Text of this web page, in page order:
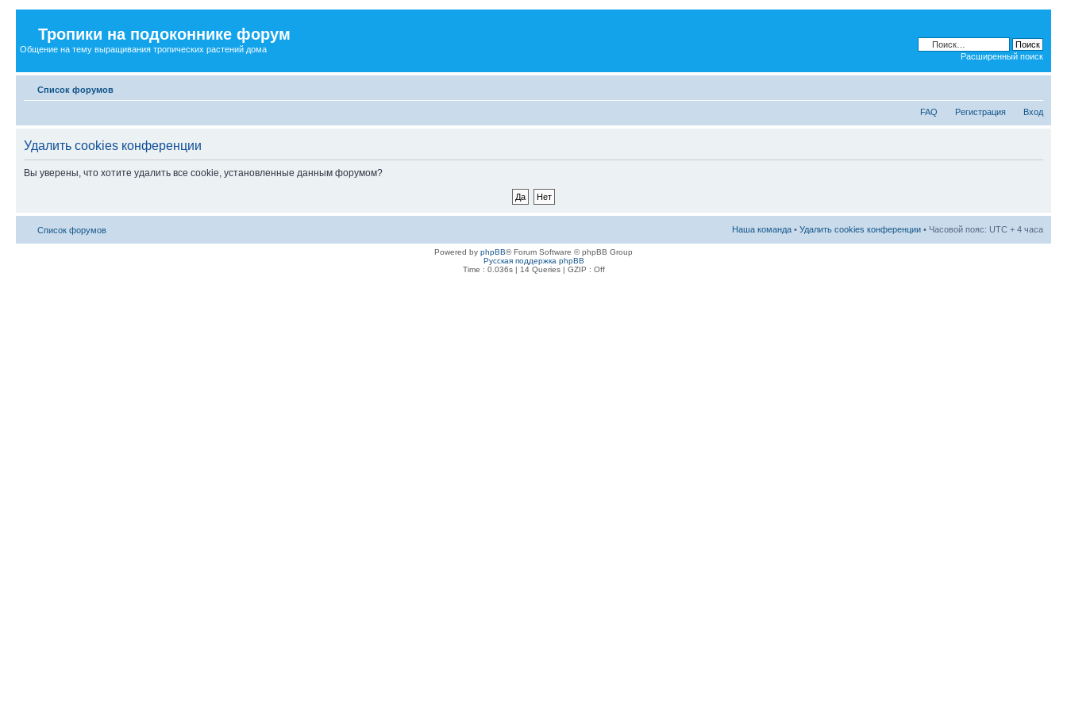
Тропики на подоконнике форум
Общение на тему выращивания тропических растений дома
Расширенный поиск
Список форумов
FAQ Регистрация Вход
Удалить cookies конференции
Вы уверены, что хотите удалить все cookie, установленные данным форумом?
Список форумов Наша команда • Удалить cookies конференции • Часовой пояс: UTC + 4 часа
Powered by phpBB® Forum Software © phpBB Group
Русская поддержка phpBB
Time : 0.036s | 14 Queries | GZIP : Off